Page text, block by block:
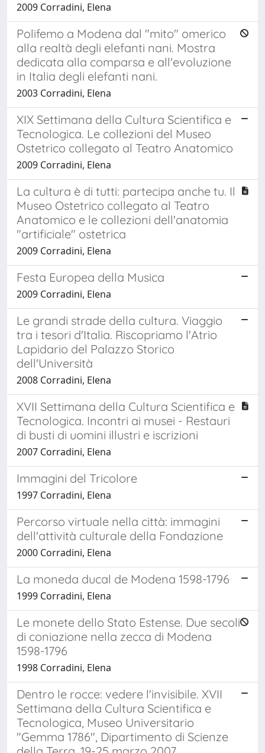
2009 Corradini, Elena
Polifemo a Modena dal "mito" omerico
alla realtà degli elefanti nani. Mostra
dedicata alla comparsa e all'evoluzione
in Italia degli elefanti nani.
2003 Corradini, Elena
XIX Settimana della Cultura Scientifica e
Tecnologica. Le collezioni del Museo
Ostetrico collegato al Teatro Anatomico
2009 Corradini, Elena
La cultura è di tutti: partecipa anche tu. Il
Museo Ostetrico collegato al Teatro
Anatomico e le collezioni dell'anatomia
"artificiale" ostetrica
2009 Corradini, Elena
Festa Europea della Musica
2009 Corradini, Elena
Le grandi strade della cultura. Viaggio
tra i tesori d'Italia. Riscopriamo l'Atrio
Lapidario del Palazzo Storico
dell'Università
2008 Corradini, Elena
XVII Settimana della Cultura Scientifica e
Tecnologica. Incontri ai musei - Restauri
di busti di uomini illustri e iscrizioni
2007 Corradini, Elena
Immagini del Tricolore
1997 Corradini, Elena
Percorso virtuale nella città: immagini
dell'attività culturale della Fondazione
2000 Corradini, Elena
La moneda ducal de Modena 1598-1796
1999 Corradini, Elena
Le monete dello Stato Estense. Due secoli
di coniazione nella zecca di Modena
1598-1796
1998 Corradini, Elena
Dentro le rocce: vedere l'invisibile. XVII
Settimana della Cultura Scientifica e
Tecnologica, Museo Universitario
"Gemma 1786", Dipartimento di Scienze